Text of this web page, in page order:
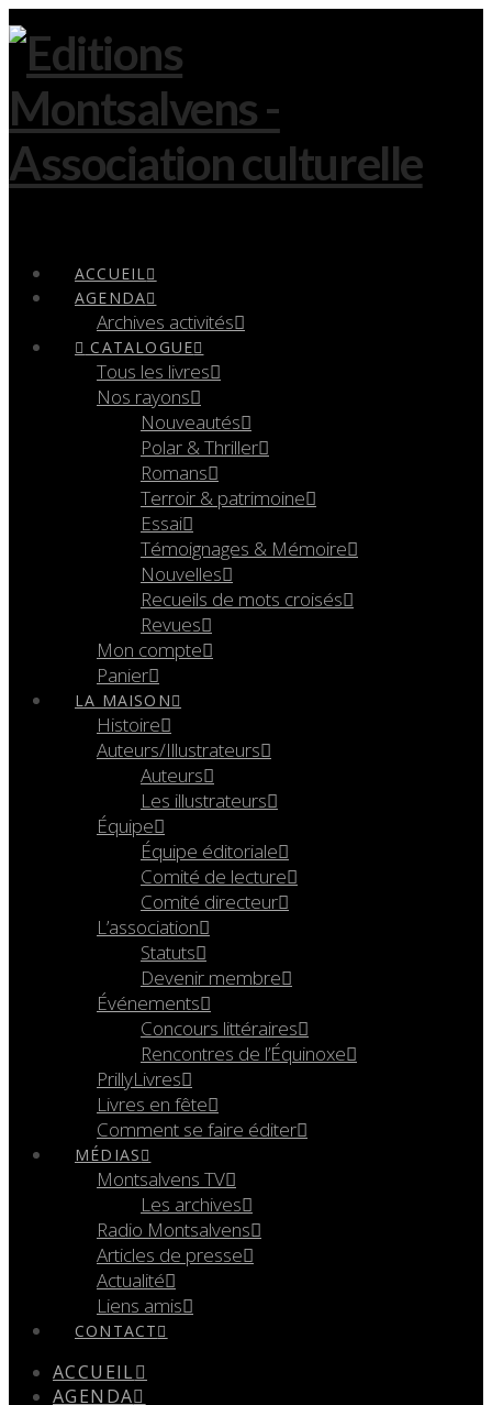
ACCUEIL
AGENDA
Archives activités
CATALOGUE
Tous les livres
Nos rayons
Nouveautés
Polar & Thriller
Romans
Terroir & patrimoine
Essai
Témoignages & Mémoire
Nouvelles
Recueils de mots croisés
Revues
Mon compte
Panier
LA MAISON
Histoire
Auteurs/Illustrateurs
Auteurs
Les illustrateurs
Équipe
Équipe éditoriale
Comité de lecture
Comité directeur
L’association
Statuts
Devenir membre
Événements
Concours littéraires
Rencontres de l’Équinoxe
PrillyLivres
Livres en fête
Comment se faire éditer
MÉDIAS
Montsalvens TV
Les archives
Radio Montsalvens
Articles de presse
Actualité
Liens amis
CONTACT
ACCUEIL
AGENDA